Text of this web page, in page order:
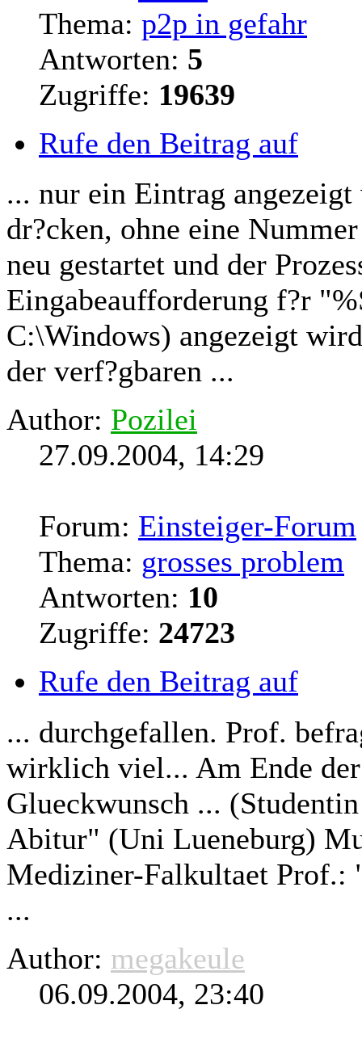
Thema: p2p in gefahr
Antworten: 5
Zugriffe: 19639
Rufe den Beitrag auf
... nur ein Eintrag
dr?cken, ohne eine
neu gestartet und der
Eingabeaufforderung f?r
C:\Windows) angezeigt
der verf?gbaren ...
Author: Pozilei
27.09.2004, 14:29
Forum: Einsteiger-Forum
Thema: grosses problem
Antworten: 10
Zugriffe: 24723
Rufe den Beitrag auf
... durchgefallen. Prof.
wirklich viel... Am Ende
Glueckwunsch ...
Abitur" (Uni Lueneburg)
Mediziner-Falkultaet Prof.:
...
Author: megakeule
06.09.2004, 23:40